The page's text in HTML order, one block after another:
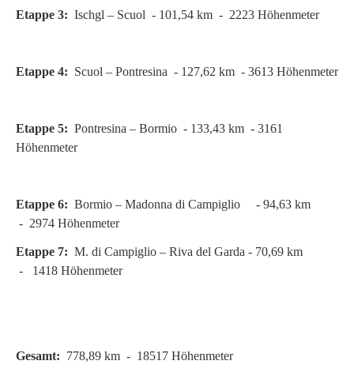
Etappe 3: Ischgl – Scuol - 101,54 km - 2223 Höhenmeter
Etappe 4: Scuol – Pontresina - 127,62 km - 3613 Höhenmeter
Etappe 5: Pontresina – Bormio - 133,43 km - 3161
Höhenmeter
Etappe 6: Bormio – Madonna di Campiglio - 94,63 km
- 2974 Höhenmeter
Etappe 7: M. di Campiglio – Riva del Garda - 70,69 km
- 1418 Höhenmeter
Gesamt: 778,89 km - 18517 Höhenmeter